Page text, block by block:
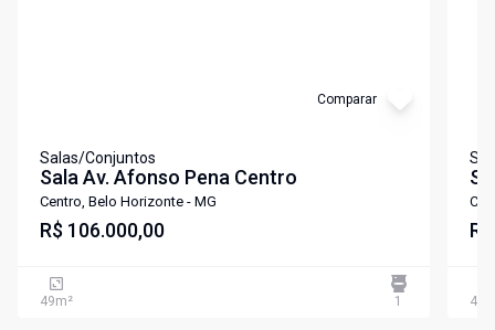
Comparar
Salas/Conjuntos
Sala Av. Afonso Pena Centro
Centro, Belo Horizonte - MG
R$ 106.000,00
49m² 1 47